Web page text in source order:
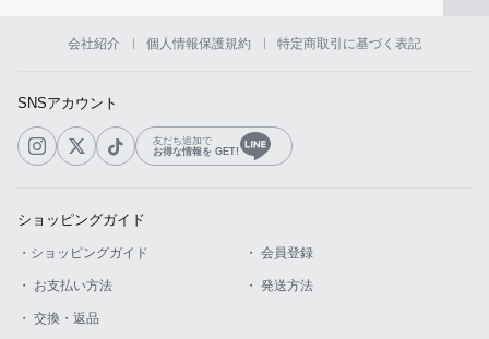
会社紹介 個人情報保護規約 特定商取引に基づく表記
SNSアカウント
友だち追加で
お得な情報を GET!
ショッピングガイド
・ショッピングガイド ・ 会員登録
・ お支払い方法 ・ 発送方法
・ 交換・返品